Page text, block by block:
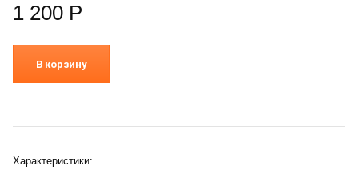
1 200 Р
В корзину
Характеристики: